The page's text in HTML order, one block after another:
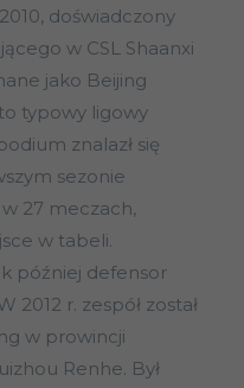
doświadczony
w CSL Shaanxi
jako Beijing
typowy ligowy
znalazł się
sezonie
27 meczach,
w tabeli.
później defensor
2012 r. zespół został
w prowincji
Renhe. Był